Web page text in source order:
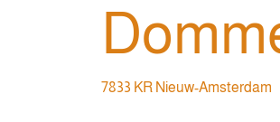
7833 KR Nieuw-Amsterdam